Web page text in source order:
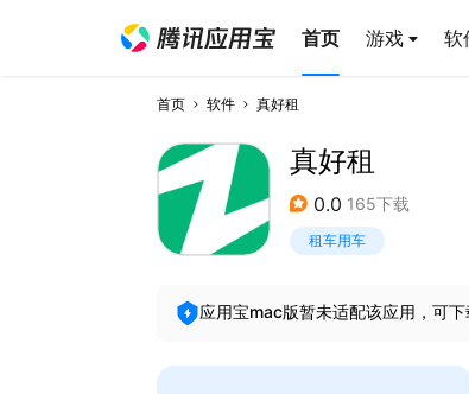
首页 游戏 软
首页 软件 真好租
真好租
0.0 165下载
租车用车
应用宝mac版暂未适配该应用，可